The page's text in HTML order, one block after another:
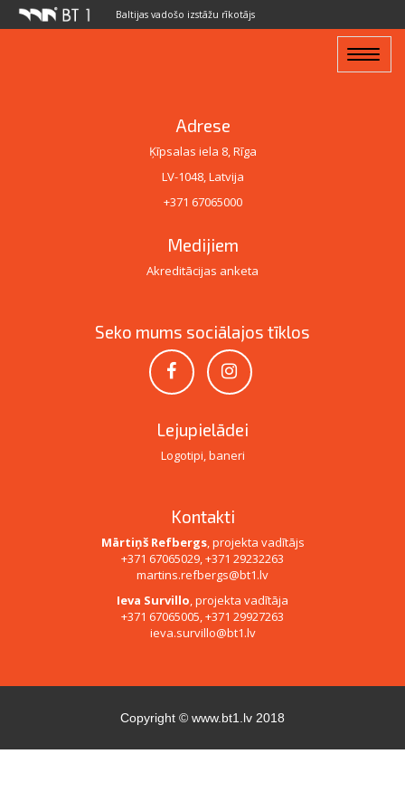
Baltijas vadošo izstāžu rīkotājs
Toggle
Adrese
Ķīpsalas iela 8, Rīga
LV-1048, Latvija
+371 67065000
Medijiem
Akreditācijas anketa
Seko mums sociālajos tīklos
Lejupielādei
Logotipi, baneri
Kontakti
Mārtiņš Refbergs, projekta vadītājs
+371 67065029, +371 29232263
martins.refbergs@bt1.lv
Ieva Survillo, projekta vadītāja
+371 67065005, +371 29927263
ieva.survillo@bt1.lv
Copyright © www.bt1.lv 2018